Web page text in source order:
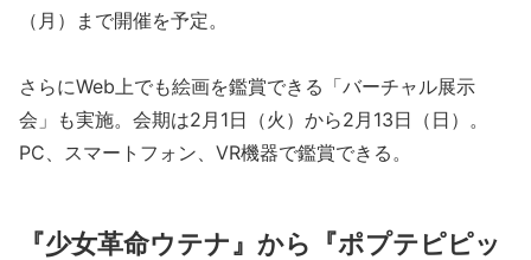
（月）まで開催を予定。
さらにWeb上でも絵画を鑑賞できる「バーチャル展示
会」も実施。会期は2月1日（火）から2月13日（日）。
PC、スマートフォン、VR機器で鑑賞できる。
『少女革命ウテナ』から『ポプテピピッ